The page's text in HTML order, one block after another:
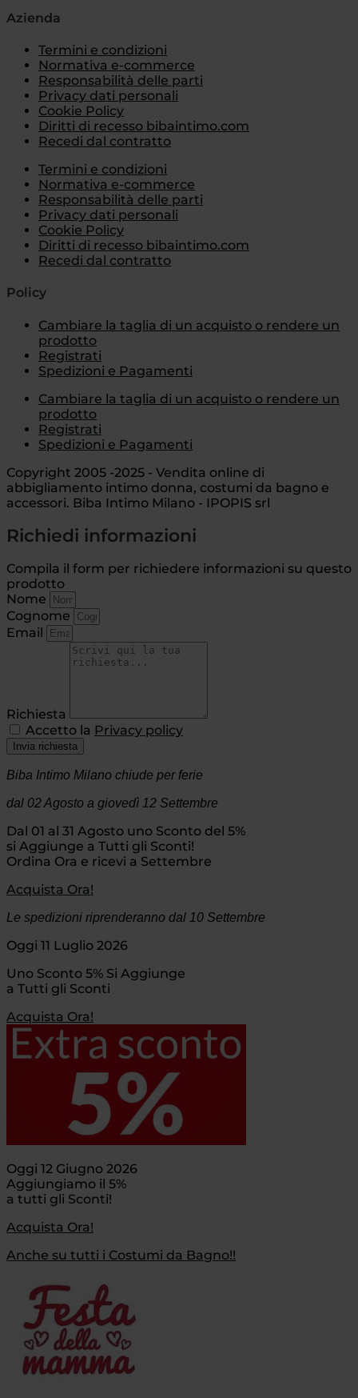
Azienda
Termini e condizioni
Normativa e-commerce
Responsabilità delle parti
Privacy dati personali
Cookie Policy
Diritti di recesso bibaintimo.com
Recedi dal contratto
Termini e condizioni
Normativa e-commerce
Responsabilità delle parti
Privacy dati personali
Cookie Policy
Diritti di recesso bibaintimo.com
Recedi dal contratto
Policy
Cambiare la taglia di un acquisto o rendere un
prodotto
Registrati
Spedizioni e Pagamenti
Cambiare la taglia di un acquisto o rendere un
prodotto
Registrati
Spedizioni e Pagamenti
Copyright 2005 -2025 - Vendita online di
abbigliamento intimo donna, costumi da bagno e
accessori. Biba Intimo Milano - IPOPIS srl
Richiedi informazioni
Compila il form per richiedere informazioni su questo
prodotto
Nome
Cognome
Email
Richiesta
Accetto la Privacy policy
Invia richiesta
Biba Intimo Milano chiude per ferie
dal 02 Agosto a giovedì 12 Settembre
Dal 01 al 31 Agosto uno Sconto del 5%
si Aggiunge a Tutti gli Sconti!
Ordina Ora e ricevi a Settembre
Acquista Ora!
Le spedizioni riprenderanno dal 10 Settembre
Oggi 11 Luglio 2026
Uno Sconto 5% Si Aggiunge
a Tutti gli Sconti
Acquista Ora!
Oggi 12 Giugno 2026
Aggiungiamo il 5%
a tutti gli Sconti!
Acquista Ora!
Anche su tutti i Costumi da Bagno!!